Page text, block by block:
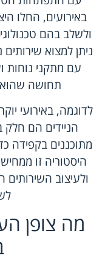
באירועים, החלו
ולשלב בהם
ניתן למצוא
עם מתקני נוחות
תחושה שהוא
לדוגמה, באירועי
הניידים הם חלק
מתוכננים בקפידה
היסטוריה זו
ולעיצוב
מה צופן